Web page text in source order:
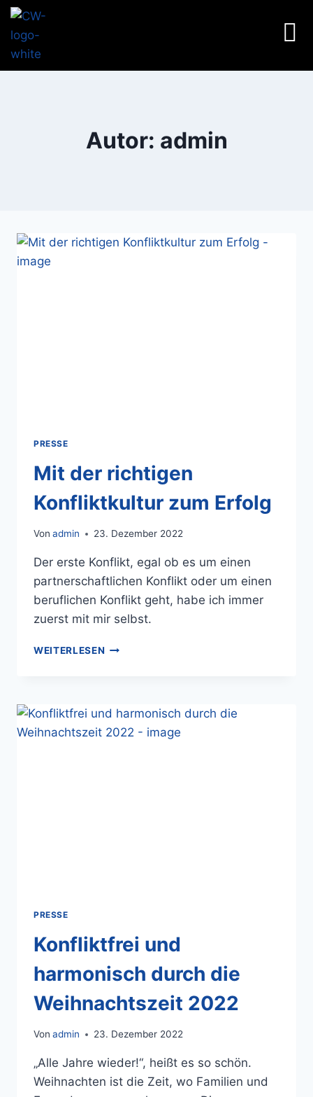
Autor: admin
PRESSE
Mit der richtigen
Konfliktkultur zum Erfolg
Von admin 23. Dezember 2022
Der erste Konflikt, egal ob es um einen
partnerschaftlichen Konflikt oder um einen
beruflichen Konflikt geht, habe ich immer
zuerst mit mir selbst.
WEITERLESEN
PRESSE
Konfliktfrei und
harmonisch durch die
Weihnachtszeit 2022
Von admin 23. Dezember 2022
„Alle Jahre wieder!“, heißt es so schön.
Weihnachten ist die Zeit, wo Familien und